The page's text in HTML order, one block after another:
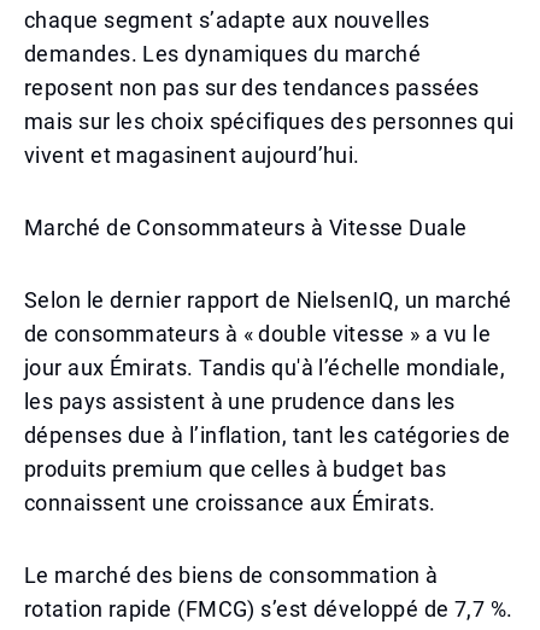
chaque segment s’adapte aux nouvelles
demandes. Les dynamiques du marché
reposent non pas sur des tendances passées
mais sur les choix spécifiques des personnes qui
vivent et magasinent aujourd’hui.
Marché de Consommateurs à Vitesse Duale
Selon le dernier rapport de NielsenIQ, un marché
de consommateurs à « double vitesse » a vu le
jour aux Émirats. Tandis qu'à l’échelle mondiale,
les pays assistent à une prudence dans les
dépenses due à l’inflation, tant les catégories de
produits premium que celles à budget bas
connaissent une croissance aux Émirats.
Le marché des biens de consommation à
rotation rapide (FMCG) s’est développé de 7,7 %.